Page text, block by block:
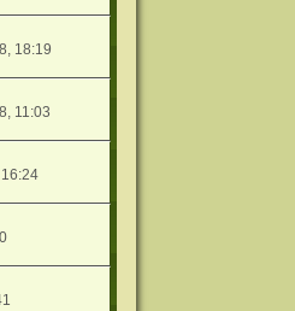
18:19
11:03